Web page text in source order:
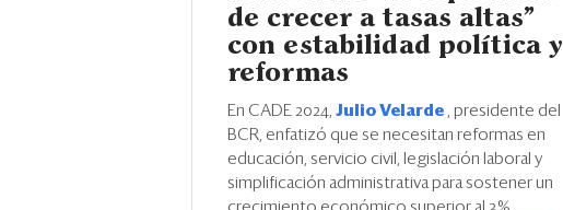
de crecer a tasas altas”
con estabilidad política y
reformas
En CADE 2024, Julio Velarde , presidente del
BCR, enfatizó que se necesitan reformas en
educación, servicio civil, legislación laboral y
simplificación administrativa para sostener un